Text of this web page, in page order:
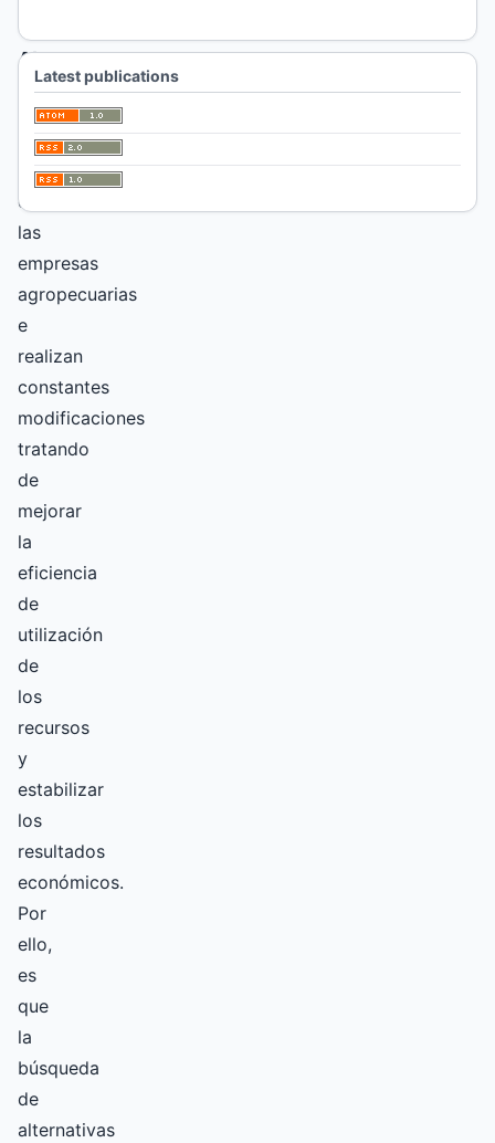
Abstract
En
actualidad
en
las
empresas
agropecuarias
e
realizan
constantes
modificaciones
tratando
de
mejorar
la
eficiencia
de
utilización
de
los
recursos
y
estabilizar
los
resultados
económicos.
Por
ello,
es
que
la
búsqueda
de
alternativas
Latest publications